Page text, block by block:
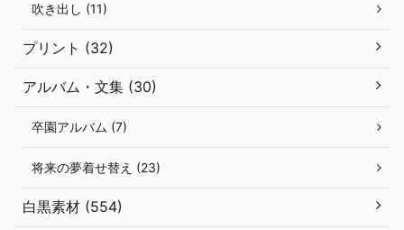
吹き出し (11)
プリント (32)
アルバム・文集 (30)
卒園アルバム (7)
将来の夢着せ替え (23)
白黒素材 (554)